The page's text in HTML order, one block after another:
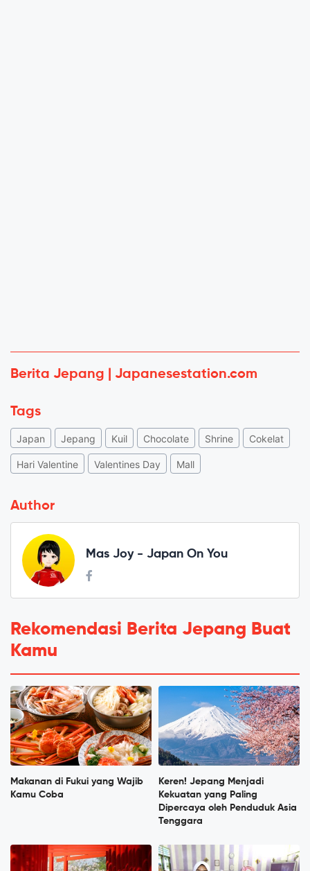
Berita Jepang | Japanesestation.com
Tags
Japan Jepang Kuil Chocolate Shrine Cokelat
Hari Valentine Valentines Day Mall
Author
Mas Joy - Japan On You
Rekomendasi Berita Jepang Buat
Kamu
Makanan di Fukui yang Wajib
Kamu Coba
Keren! Jepang Menjadi
Kekuatan yang Paling
Dipercaya oleh Penduduk Asia
Tenggara